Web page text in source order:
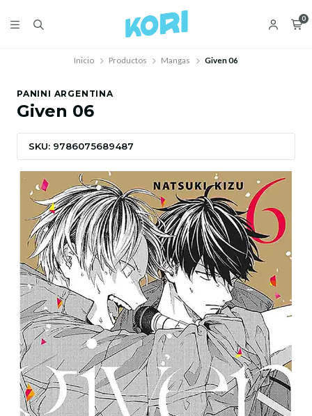
0
Inicio Productos Mangas Given 06
PANINI ARGENTINA
Given 06
SKU: 9786075689487